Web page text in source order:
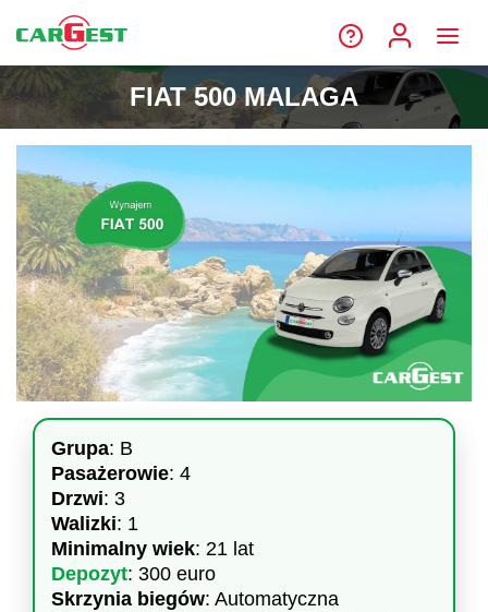
FIAT 500 MALAGA
Grupa: B
Pasażerowie: 4
Drzwi: 3
Walizki: 1
Minimalny wiek: 21 lat
Depozyt: 300 euro
Skrzynia biegów: Automatyczna